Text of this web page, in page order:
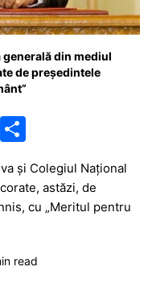
din mediul
de președintele
M
ta
je
z
și Colegiul Național
astăzi, de
cu „Meritul pentru
read